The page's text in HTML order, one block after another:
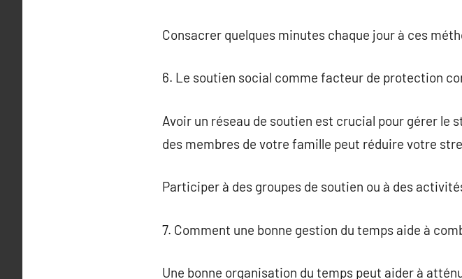
Consacrer quelques minutes chaque jour à ces
6. Le soutien social comme facteur de protection
Avoir un réseau de soutien est crucial pour gérer le
des membres de votre famille peut réduire votre
Participer à des groupes de soutien ou à des
7. Comment une bonne gestion du temps aide à
Une bonne organisation du temps peut aider à